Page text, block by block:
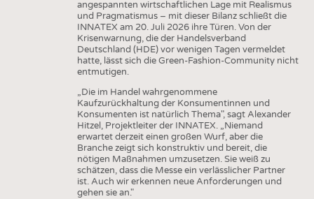
angespannten wirtschaftlichen Lage mit Realismus
und Pragmatismus – mit dieser Bilanz schließt die
INNATEX am 20. Juli 2026 ihre Türen. Von der
Krisenwarnung, die der Handelsverband
Deutschland (HDE) vor wenigen Tagen vermeldet
hatte, lässt sich die Green-Fashion-Community nicht
entmutigen.
„Die im Handel wahrgenommene
Kaufzurückhaltung der Konsumentinnen und
Konsumenten ist natürlich Thema", sagt Alexander
Hitzel, Projektleiter der INNATEX. „Niemand
erwartet derzeit einen großen Wurf, aber die
Branche zeigt sich konstruktiv und bereit, die
nötigen Maßnahmen umzusetzen. Sie weiß zu
schätzen, dass die Messe ein verlässlicher Partner
ist. Auch wir erkennen neue Anforderungen und
gehen sie an."